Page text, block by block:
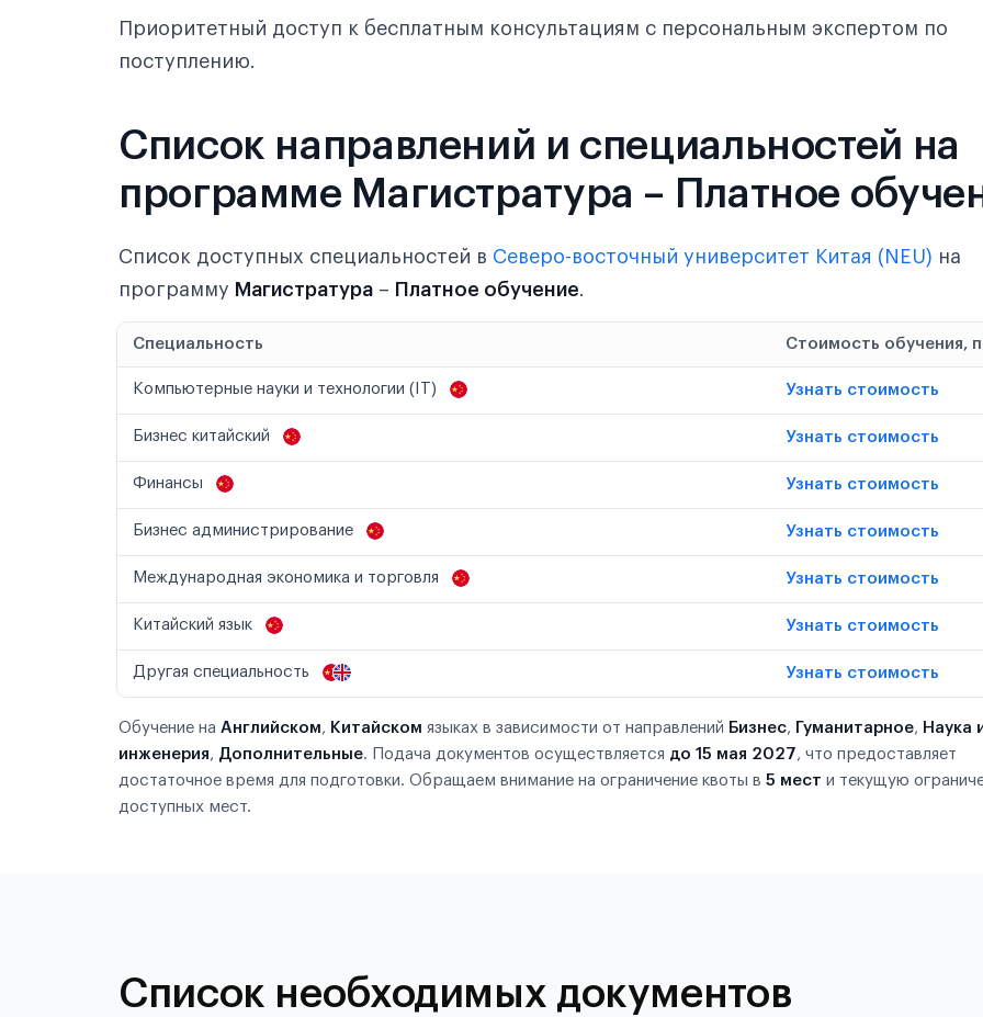
Приоритетный доступ к бесплатным консультациям с персональным экспертом по
поступлению.
Список направлений и специальностей на
программе Магистратура – Платное
Список доступных специальностей в Северо-восточный университет Китая (NEU) на
программу Магистратура – Платное обучение.
Специальность Стоимость обучения,
Компьютерные науки и технологии (IT) Узнать стоимость
Бизнес китайский Узнать стоимость
Финансы Узнать стоимость
Бизнес администрирование Узнать стоимость
Международная экономика и торговля Узнать стоимость
Китайский язык Узнать стоимость
Другая специальность Узнать стоимость
Обучение на Английском, Китайском языках в зависимости от направлений Бизнес, Гуманитарное, Наука
инженерия, Дополнительные. Подача документов осуществляется до 15 мая 2027, что предоставляет
достаточное время для подготовки. Обращаем внимание на ограничение квоты в 5 мест и текущую
доступных мест.
Список необходимых документов